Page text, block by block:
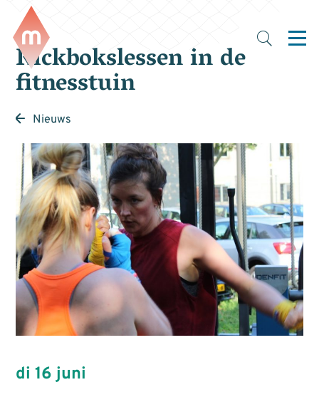
Kickbokslessen in de
fitnesstuin
Nieuws
di 16 juni